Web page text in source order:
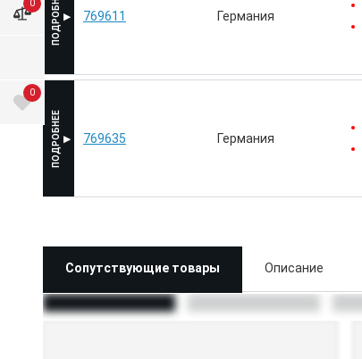
0
0
769611 Германия
769635 Германия
Сопутствующие товары Описание